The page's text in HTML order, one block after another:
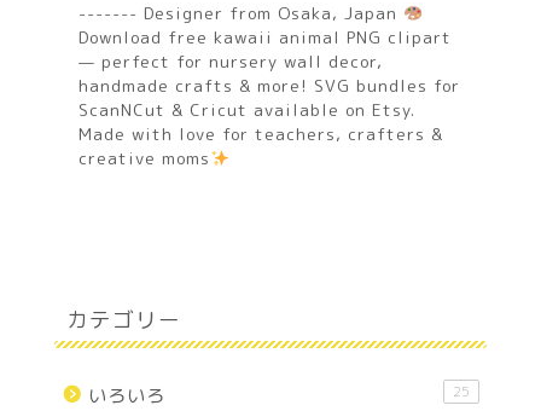
------- Designer from Osaka, Japan
Download free kawaii animal PNG clipart
— perfect for nursery wall decor,
handmade crafts & more! SVG bundles for
ScanNCut & Cricut available on Etsy.
Made with love for teachers, crafters &
creative moms
カテゴリー
いろいろ 25